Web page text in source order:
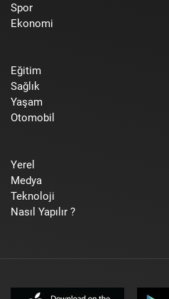
Spor
Ekonomi
Eğitim
Sağlık
Yaşam
Otomobil
Yerel
Medya
Teknoloji
Nasıl Yapılır ?